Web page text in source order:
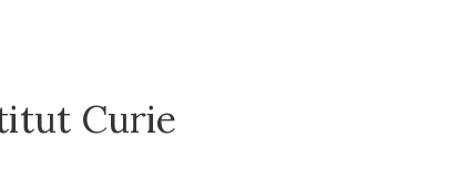
Curie